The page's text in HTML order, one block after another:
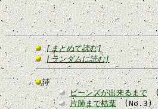
[まとめて読む]
[ランダムに読む]
詩
ビーンズが出来るまで
片肺まで枯葉(No.3)